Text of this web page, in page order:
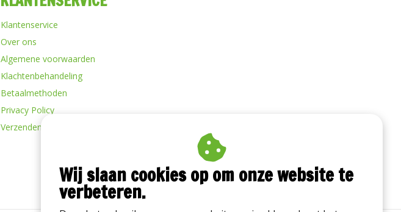
Klantenservice
Over ons
Algemene voorwaarden
Klachtenbehandeling
Betaalmethoden
Privacy Policy
Verzenden & retourneren
Wij slaan cookies op om onze website te
verbeteren.